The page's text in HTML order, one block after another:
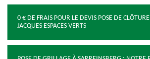
0 € DE FRAIS POUR LE DEVIS POSE DE
JACQUES ESPACES VERTS